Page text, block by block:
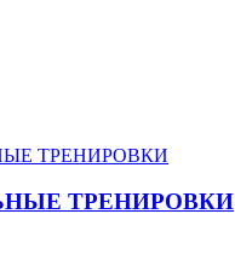
ТРЕНИРОВКИ